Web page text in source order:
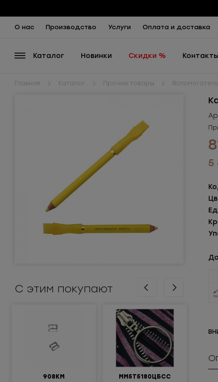
О нас Производство Услуги Оплата и доставка
Каталог Новинки Скидки % Контакты
Главная Каталог Прочие товары
С этим покупают
908КМ ММ5Т5180ЦБСС
5